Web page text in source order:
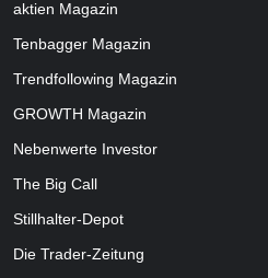
aktien Magazin
Tenbagger Magazin
Trendfollowing Magazin
GROWTH Magazin
Nebenwerte Investor
The Big Call
Stillhalter-Depot
Die Trader-Zeitung